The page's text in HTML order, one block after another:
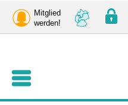
Mitglied
werden!